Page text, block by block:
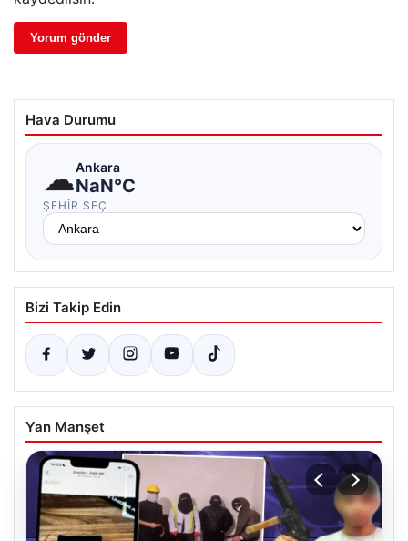
Hava Durumu
☁Ankara
NaN°C
ŞEHIR SEÇ
Bizi Takip Edin
Yan Manşet